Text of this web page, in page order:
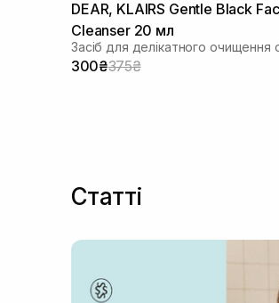
DEAR, KLAIRS Gentle Black
Cleanser 20 мл
300₴375₴
Статті